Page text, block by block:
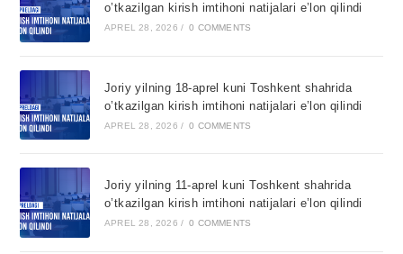
o’tkazilgan kirish imtihoni natijalari e’lon qilindi
APREL 28, 2026 / 0 COMMENTS
Joriy yilning 18-aprel kuni Toshkent shahrida
o’tkazilgan kirish imtihoni natijalari e’lon qilindi
APREL 28, 2026 / 0 COMMENTS
Joriy yilning 11-aprel kuni Toshkent shahrida
o’tkazilgan kirish imtihoni natijalari e’lon qilindi
APREL 28, 2026 / 0 COMMENTS